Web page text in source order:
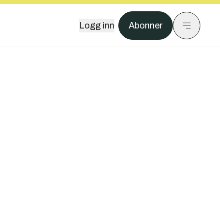
Logg inn Abonner